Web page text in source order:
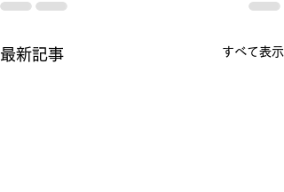
最新記事 すべて表示